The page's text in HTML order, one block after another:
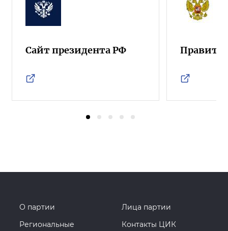
Сайт президента РФ
О партии
Лица партии
Региональные
Контакты ЦИК